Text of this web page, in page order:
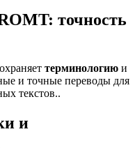
точность
терминологию и
и точные переводы для
текстов..
и